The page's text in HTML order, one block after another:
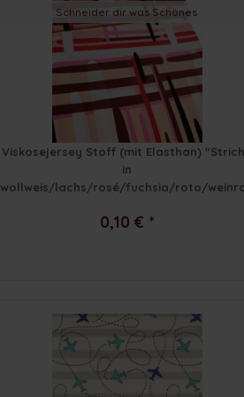
Schneider dir was Schönes
Viskosejersey Stoff (mit Elasthan)
in
wollweis/lachs/rosé/fuchsia/roto/
0,10 € *